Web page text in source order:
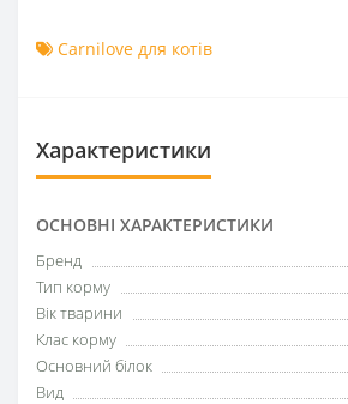
Carnilove для котів
Характеристики
ОСНОВНІ ХАРАКТЕРИСТИКИ
Бренд
Тип корму
Вік тварини
Клас корму
Основний білок
Вид